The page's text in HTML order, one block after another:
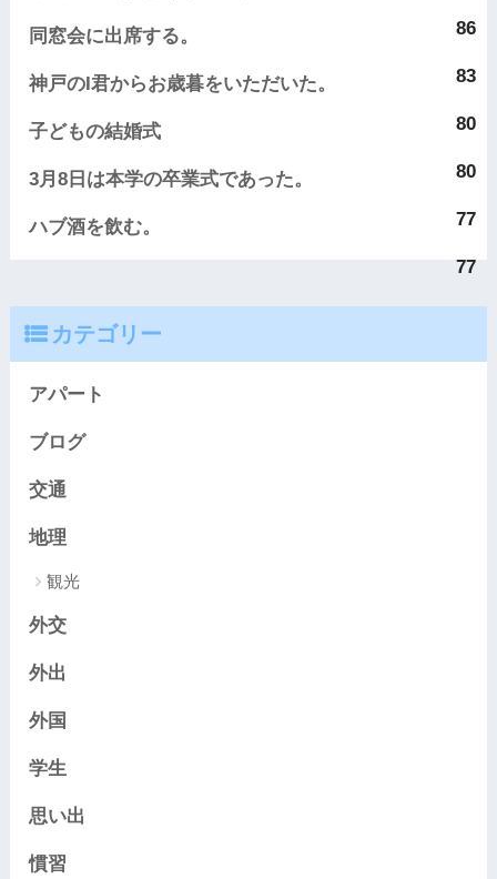
86
同窓会に出席する。
83
神戸のI君からお歳暮をいただいた。
80
子どもの結婚式
80
3月8日は本学の卒業式であった。
77
ハブ酒を飲む。
77
カテゴリー
アパート
ブログ
交通
地理
観光
外交
外出
外国
学生
思い出
慣習